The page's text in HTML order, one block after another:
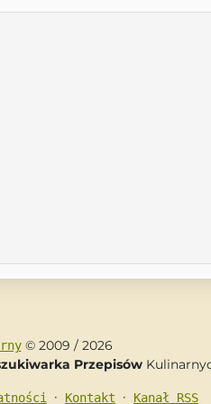
© 2009 / 2026
Przepisów
• Kontakt • Kanał RSS